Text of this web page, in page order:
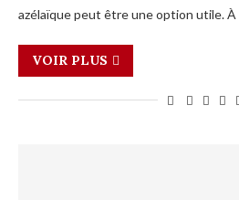
azélaïque peut être une option utile.
VOIR PLUS